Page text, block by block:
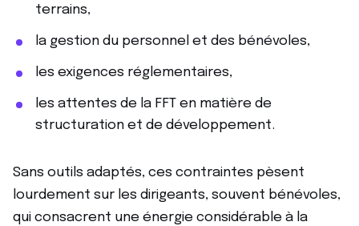
terrains,
la gestion du personnel et des bénévoles,
les exigences réglementaires,
les attentes de la FFT en matière de
structuration et de développement.
Sans outils adaptés, ces contraintes pèsent
lourdement sur les dirigeants, souvent bénévoles,
qui consacrent une énergie considérable à la